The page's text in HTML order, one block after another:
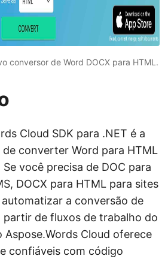
conversor de Word DOCX para HTML.
Cloud SDK para .NET é a
converter Word para HTML
você precisa de DOC para
DOCX para HTML para sites
a conversão de
partir de fluxos de trabalho do
Aspose.Words Cloud oferece
confiáveis com código